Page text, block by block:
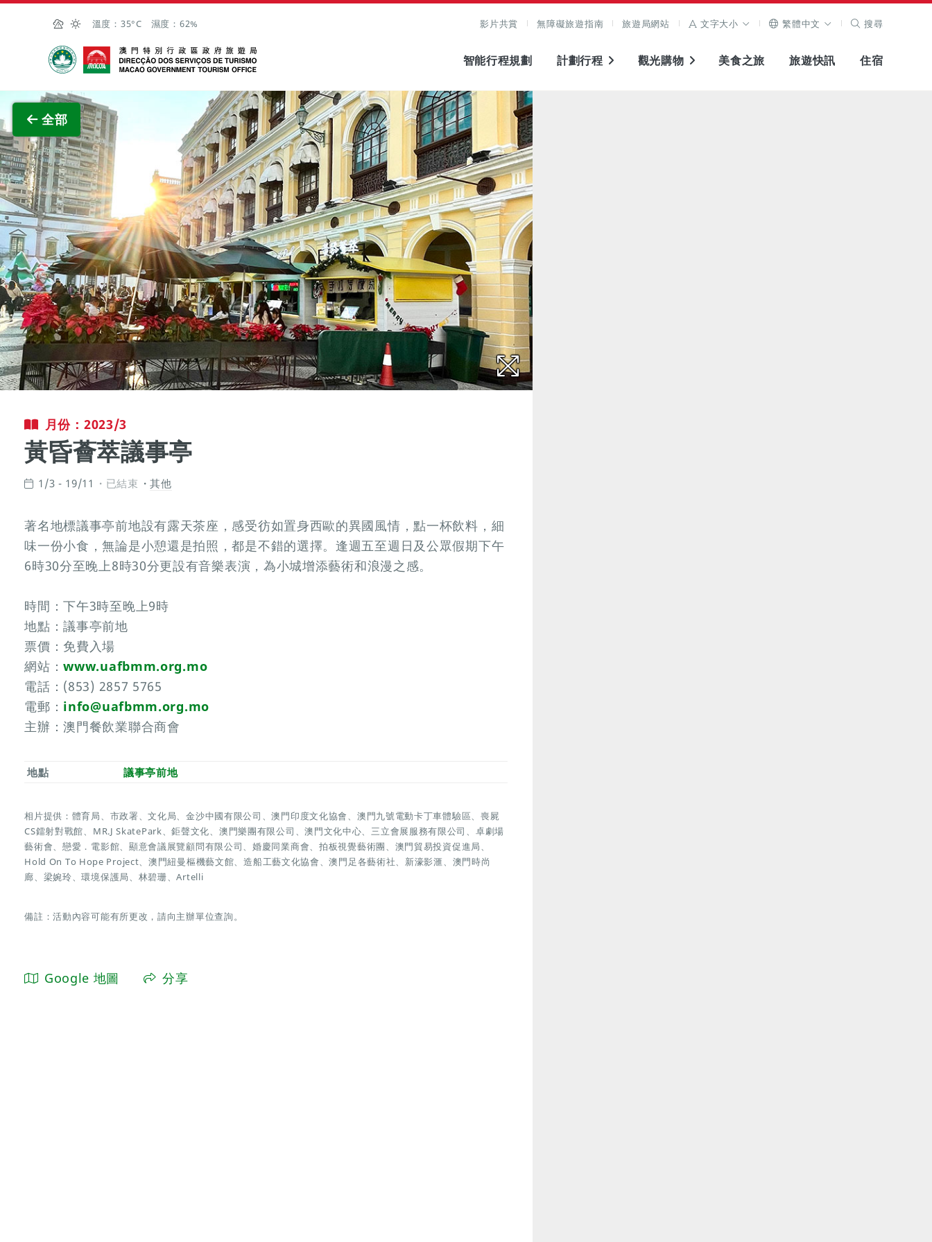
跳至主内容
溫度： 35°C 濕度： 62% 影片共賞 無障礙旅遊指南 旅遊局網站 文字大小 繁體中文 搜尋
澳門特別行政區政府旅遊局
智能行程規劃 計劃行程 觀光購物 美食之旅 旅遊快訊 住宿
全部
查看原圖
月份：2023/3
黃昏薈萃議事亭
1/3 - 19/11 已結束 其他
著名地標議事亭前地設有露天茶座，感受彷如置身西歐的異國風情，點一杯飲料，細
味一份小食，無論是小憩還是拍照，都是不錯的選擇。逢週五至週日及公眾假期下午
6時30分至晚上8時30分更設有音樂表演，為小城增添藝術和浪漫之感。
時間：下午3時至晚上9時
地點：議事亭前地
票價：免費入場
網站：www.uafbmm.org.mo
電話：(853) 2857 5765
電郵： info@uafbmm.org.mo
主辦：澳門餐飲業聯合商會
地點 議事亭前地
相片提供：體育局、市政署、文化局、金沙中國有限公司、澳門印度文化協會、澳門九號電動卡丁車體驗區、喪屍
CS鐳射對戰館、MR.J SkatePark、鉅聲文化、澳門樂團有限公司、澳門文化中心、三立會展服務有限公司、卓劇場
藝術會、戀愛．電影館、顯意會議展覽顧問有限公司、婚慶同業商會、拍板視覺藝術團、澳門貿易投資促進局、
Hold On To Hope Project、澳門紐曼樞機藝文館、造船工藝文化協會、澳門足各藝術社、新濠影滙、澳門時尚
廊、梁婉玲、環境保護局、林碧珊、Artelli
備註：活動內容可能有所更改，請向主辦單位查詢。
Google 地圖 分享